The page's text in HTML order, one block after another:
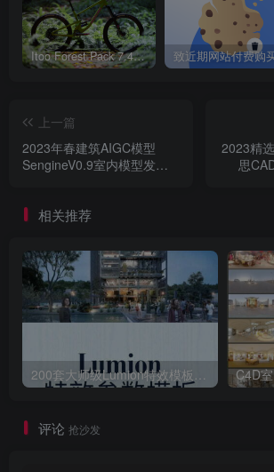
Itoo Forest Pack 7.4.20 森林插件 For 3DSMAX 2014 ~ 2023 汉化永久版
上一篇
2023年春建筑AIGC模型
SengineV0.9室内模型发
2023精
思
相关推荐
评论 抢沙发